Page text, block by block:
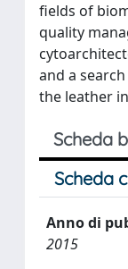
fields of
quality
and a
the leather
Scheda
Scheda
Anno di
2015